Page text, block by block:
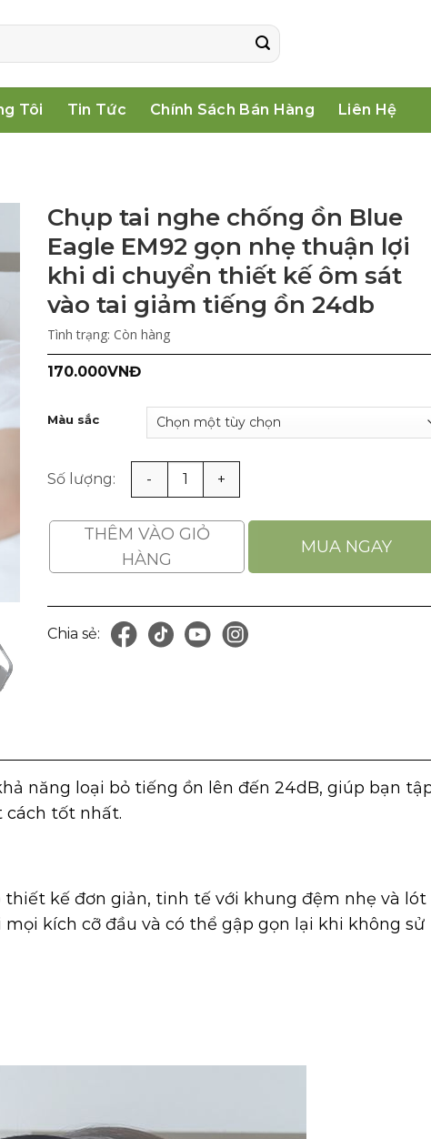
Tôi Tin Tức Chính Sách Bán Hàng Liên Hệ
Chụp tai nghe chống ồn Blue
Eagle EM92 gọn nhẹ thuận lợi
khi di chuyển thiết kế ôm sát
vào tai giảm tiếng ồn 24db
Tình trạng: Còn hàng
170.000VNĐ
Màu sắc
Chụp tai nghe chống ồn Blue Eagle EM92 gọn nhẹ
THÊM VÀO GIỎ
HÀNG
MUA NGAY
Chia sẻ:
năng loại bỏ tiếng ồn lên đến 24dB, giúp bạn
cách tốt nhất.
thiết kế đơn giản, tinh tế với khung đệm nhẹ và lót
kích cỡ đầu và có thể gập gọn lại khi không sử